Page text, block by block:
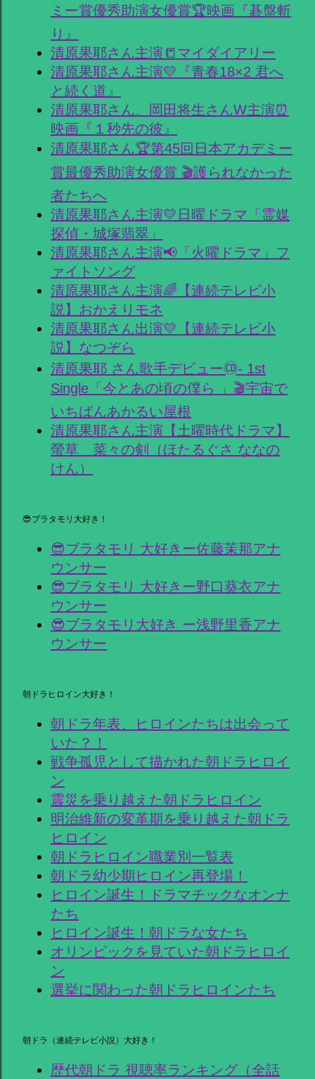
ミー賞優秀助演女優賞🏆映画『碁盤斬
り』
清原果耶さん主演📒マイダイアリー
清原果耶さん主演💛『青春18×2 君へ
と続く道』
清原果耶さん、岡田将生さんW主演⏰
映画『１秒先の彼』
清原果耶さん🏆第45回日本アカデミー
賞最優秀助演女優賞 🎬護られなかった
者たちへ
清原果耶さん主演💛日曜ドラマ「霊媒
探偵・城塚翡翠」
清原果耶さん主演📢「火曜ドラマ」フ
ァイトソング
清原果耶さん主演🌈【連続テレビ小
説】おかえりモネ
清原果耶さん出演💛【連続テレビ小
説】なつぞら
清原果耶 さん歌手デビュー🄭- 1st
Single「今とあの頃の僕ら 」🎬宇宙で
いちばんあかるい屋根
清原果耶さん主演【土曜時代ドラマ】
螢草 菜々の剣（ほたるぐさ ななの
けん）
😎ブラタモリ大好き！
😎ブラタモリ 大好きー佐藤茉那アナ
ウンサー
😎ブラタモリ 大好きー野口葵衣アナ
ウンサー
😎ブラタモリ大好き ー浅野里香アナ
ウンサー
朝ドラヒロイン大好き！
朝ドラ年表、ヒロインたちは出会って
いた？！
戦争孤児として描かれた朝ドラヒロイ
ン
震災を乗り越えた朝ドラヒロイン
明治維新の変革期を乗り越えた朝ドラ
ヒロイン
朝ドラヒロイン職業別一覧表
朝ドラ幼少期ヒロイン再登場！
ヒロイン誕生！ドラマチックなオンナ
たち
ヒロイン誕生！朝ドラな女たち
オリンピックを見ていた朝ドラヒロイ
ン
選挙に関わった朝ドラヒロインたち
朝ドラ（連続テレビ小説）大好き！
歴代朝ドラ 視聴率ランキング（全話